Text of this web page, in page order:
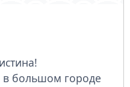
большом городе